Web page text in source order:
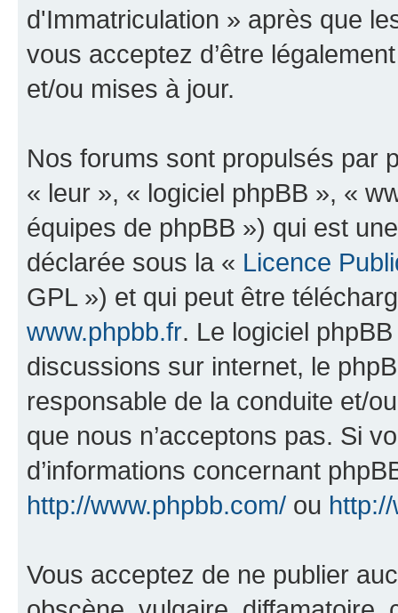
d'Immatriculation » après que
vous acceptez d’être
et/ou mises à jour.
Nos forums sont propulsés par
« leur », « logiciel phpBB », «
équipes de phpBB ») qui est
déclarée sous la « Licence
GPL ») et qui peut être
www.phpbb.fr. Le logiciel
discussions sur internet, le
responsable de la conduite et/
que nous n’acceptons pas. Si
d’informations concernant
http://www.phpbb.com/ ou
Vous acceptez de ne publier